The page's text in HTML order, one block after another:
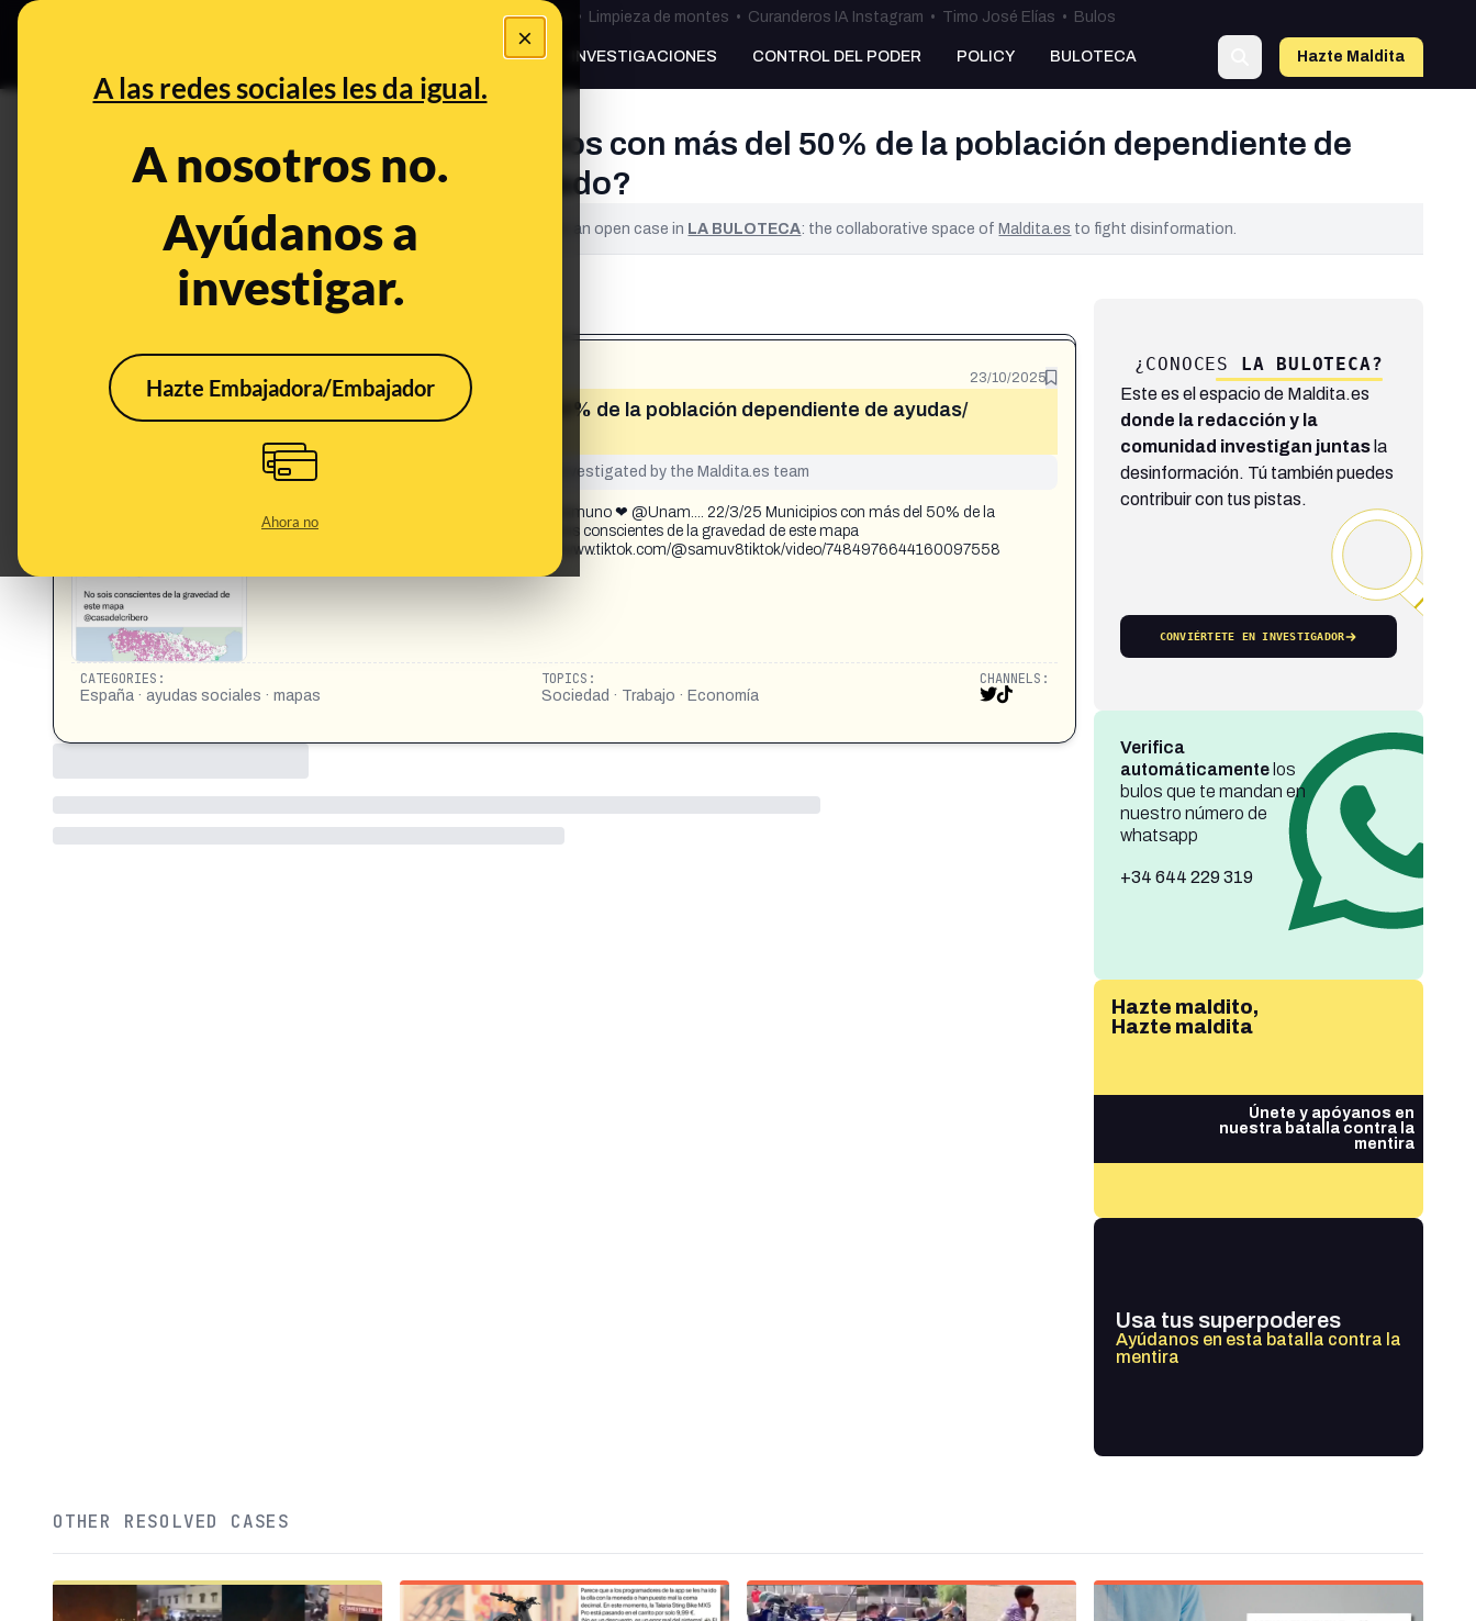
×
A las redes sociales les da igual.
A nosotros no.
Ayúdanos a
investigar.
Hazte Embajadora/Embajador
Ahora no
Bulos Ceuta • Limpieza de montes • Curanderos IA Instagram • Timo José Elías • Bulos
PREBUNKING INVESTIGACIONES CONTROL DEL PODER POLICY BULOTECA Hazte Maldita
¿Este es el mapa con los municipios con más del 50% de la población dependiente de
ayudas/ pensiones/pagas del estado?
This content has NOT yet been verified. It is an open case in LA BULOTECA: the collaborative space ofMaldita.es to fight disinformation.
What's being said: 23/10/2025
«Este es el mapa con los municipios con más del 50% de la población dependiente de ayudas/
This content has not yet been investigated by the Maldita.es team
Recordad que el discurso oficial es que los vagos somos los del sur. Unamuno ❤ @Unam.... 22/3/25 Municipios con más del 50% de la
población es dependiente de ayudas/ pensiones/pagas del estado No sois conscientes de la gravedad de este mapa
https://x.com/UnamunoAgain/status/1903507467818184920 https://www.tiktok.com/@samuv8tiktok/video/7484976644160097558
CATEGORIES:
España · ayudas sociales · mapas
TOPICS:
Sociedad · Trabajo · Economía
CHANNELS:
¿CONOCES LA BULOTECA?
Este es el espacio de Maldita.es
donde la redacción y la
comunidad investigan juntasla
desinformación. Tú también puedes
contribuir con tus pistas.
CONVIÉRTETE EN INVESTIGADOR
Verifica
automáticamentelos
bulos que te mandan en
nuestro número de
whatsapp
+34 644 229 319
Hazte maldito,
Hazte maldita
Únete y apóyanos en
nuestra batalla contra la
mentira
Usa tus superpoderes
Ayúdanos en esta batalla contra la
mentira
OTHER RESOLVED CASES